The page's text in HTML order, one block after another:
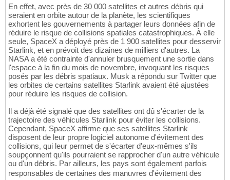
En effet, avec près de 30 000 satellites et autres débris qui
seraient en orbite autour de la planète, les scientifiques
exhortent les gouvernements à partager leurs données afin de
réduire le risque de collisions spatiales catastrophiques. À elle
seule, SpaceX a déployé près de 1 900 satellites pour desservir
Starlink, et en prévoit des dizaines de milliers d'autres. La
NASA a été contrainte d'annuler brusquement une sortie dans
l'espace à la fin du mois de novembre, invoquant les risques
posés par les débris spatiaux. Musk a répondu sur Twitter que
les orbites de certains satellites Starlink avaient été ajustées
pour réduire les risques de collision.
Il a déjà été signalé que des satellites ont dû s'écarter de la
trajectoire des véhicules Starlink pour éviter les collisions.
Cependant, SpaceX affirme que ses satellites Starlink
disposent de leur propre logiciel autonome d'évitement des
collisions, qui leur permet de s'écarter d'eux-mêmes s'ils
soupçonnent qu'ils pourraient se rapprocher d'un autre véhicule
ou d'un débris. Par ailleurs, les pays sont également parfois
responsables de certaines des manuvres d'évitement des